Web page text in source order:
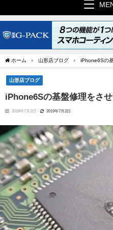
ホーム 山形店ブログ iPhone6Sの
山形店ブログ
iPhone6Sの基盤修理をさ
2019年7月2日 2019年7月2日